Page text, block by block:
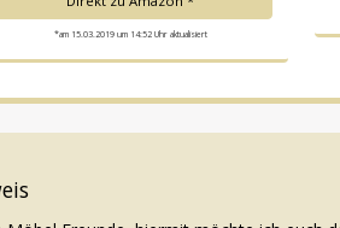
*am 15.03.2019 um 14:52 Uhr aktualisiert